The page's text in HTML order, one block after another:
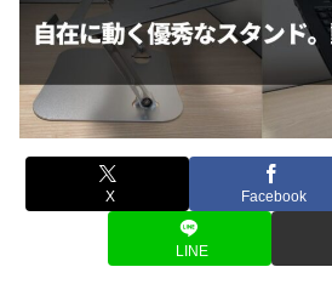
X Facebook
LINE